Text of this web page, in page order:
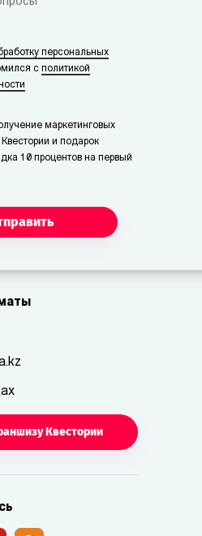
персональных
с политикой
маркетинговых
и подарок
10 процентов на первый
Квестории